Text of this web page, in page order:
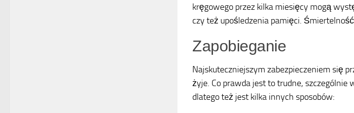
kręgowego przez kilka miesięcy mogą
czy też upośledzenia pamięci.
Zapobieganie
Najskuteczniejszym zabezpieczeniem się
żyje. Co prawda jest to trudne, szczególnie
dlatego też jest kilka innych sposobów: